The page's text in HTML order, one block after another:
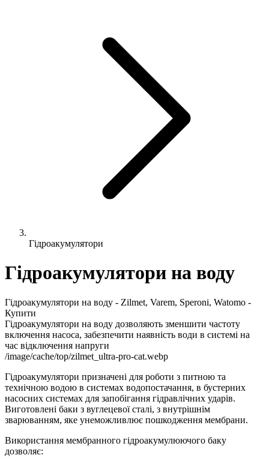
Гідроакумулятори
Гідроакумулятори на воду
Гідроакумулятори на воду - Zilmet, Varem, Speroni, Watomo -
Купити
Гідроакумулятори на воду дозволяють зменшити частоту
включення насоса, забезпечити наявність води в системі на
час відключення напруги
/image/cache/top/zilmet_ultra-pro-cat.webp
Гідроакумулятори призначені для роботи з питною та
технічною водою в системах водопостачання, в бустерних
насосних системах для запобігання гідравлічних ударів.
Виготовлені баки з вуглецевої сталі, з внутрішнім
зварюванням, яке унеможливлює пошкодження мембрани.
Використання мембранного гідроакумулюючого баку
дозволяє: